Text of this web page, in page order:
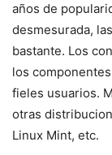
años de
desmesurada,
bastante. Los
los
fieles usuarios.
otras
Linux Mint, etc.